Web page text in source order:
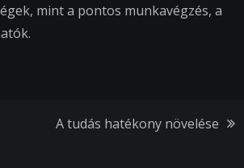
mint a pontos munkavégzés, a
A tudás hatékony növelése